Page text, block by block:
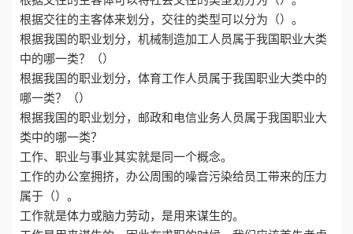
根据交往的主客体来划分，交往的类型可以分为（）。
根据我国的职业划分，机械制造加工人员属于我国职业大类
中的哪一类？（）
根据我国的职业划分，体育工作人员属于我国职业大类中的
哪一类？（）
根据我国的职业划分，邮政和电信业务人员属于我国职业大
类中的哪一类？
工作、职业与事业其实就是同一个概念。
工作的办公室拥挤，办公周围的噪音污染给员工带来的压力
属于（）。
工作就是体力或脑力劳动，是用来谋生的。